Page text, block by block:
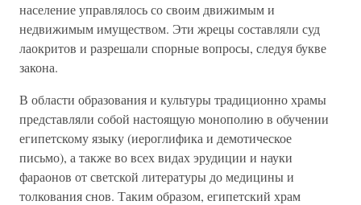
население управлялось со своим движимым и
недвижимым имуществом. Эти жрецы составляли суд
лаокритов и разрешали спорные вопросы, следуя букве
закона.
В области образования и культуры традиционно храмы
представляли собой настоящую монополию в обучении
египетскому языку (иероглифика и демотическое
письмо), а также во всех видах эрудиции и науки
фараонов от светской литературы до медицины и
толкования снов. Таким образом, египетский храм